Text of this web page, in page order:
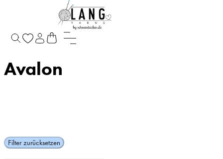
Produkte verschlagwortet mit „Avalon“
Avalon
Filter zurücksetzen